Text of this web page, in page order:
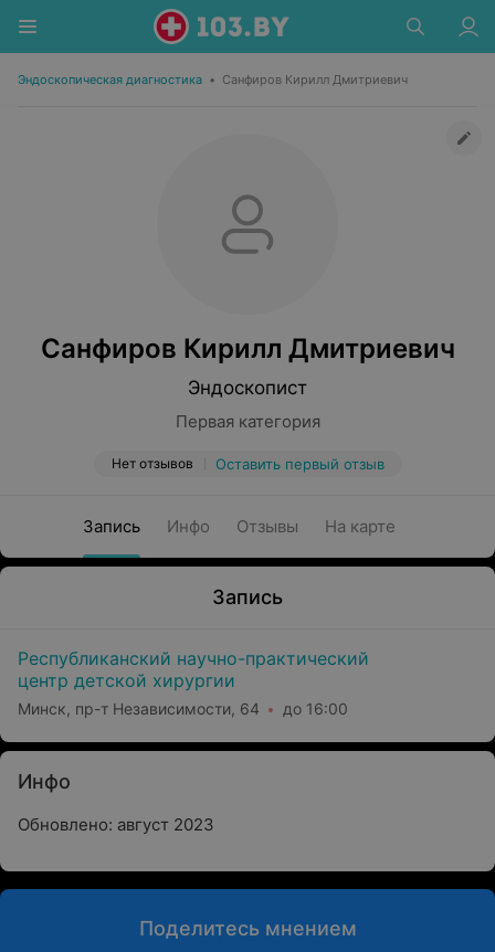
Эндоскопическая диагностика • Санфиров Кирилл Дмитриевич
Санфиров Кирилл Дмитриевич
Эндоскопист
Первая категория
Нет отзывов Оставить первый отзыв
Запись Инфо Отзывы На карте
Запись
Республиканский научно-практический
центр детской хирургии
Минск, пр-т Независимости, 64 до 16:00
Инфо
Обновлено: август 2023
Поделитесь мнением